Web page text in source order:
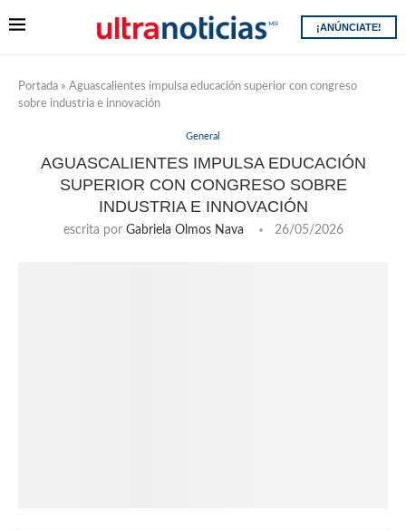
¡ANÚNCIATE!
Portada » Aguascalientes impulsa educación superior con congreso
sobre industria e innovación
General
AGUASCALIENTES IMPULSA EDUCACIÓN
SUPERIOR CON CONGRESO SOBRE
INDUSTRIA E INNOVACIÓN
escrita por Gabriela Olmos Nava 26/05/2026